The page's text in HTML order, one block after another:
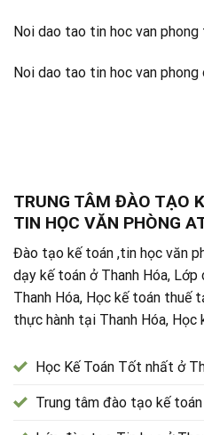
Noi dao tao tin hoc van phong
Noi dao tao tin hoc van phong
TRUNG TÂM ĐÀO TẠO
TIN HỌC VĂN PHÒNG
Đào tạo kế toán ,tin học văn
dạy kế toán ở Thanh Hóa,
Thanh Hóa, Học kế toán thuế
thực hành tại Thanh Hóa, Học
Học Kế Toán Tốt nhất ở
Trung tâm đào tạo kế